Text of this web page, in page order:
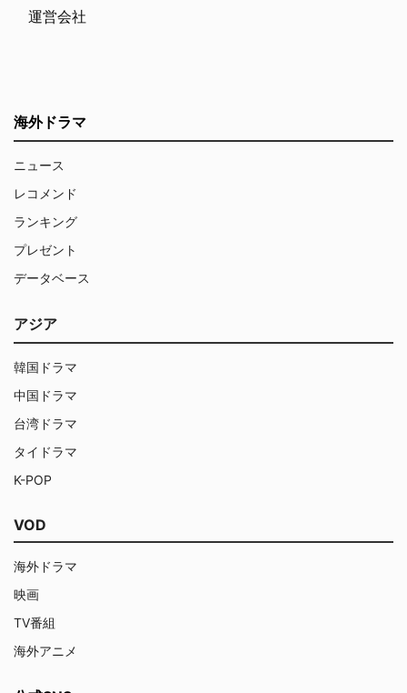
運営会社
海外ドラマ
ニュース
レコメンド
ランキング
プレゼント
データベース
アジア
韓国ドラマ
中国ドラマ
台湾ドラマ
タイドラマ
K-POP
VOD
海外ドラマ
映画
TV番組
海外アニメ